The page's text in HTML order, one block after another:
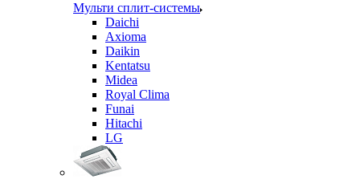
Мульти сплит-системы
Daichi
Axioma
Daikin
Kentatsu
Midea
Royal Clima
Funai
Hitachi
LG